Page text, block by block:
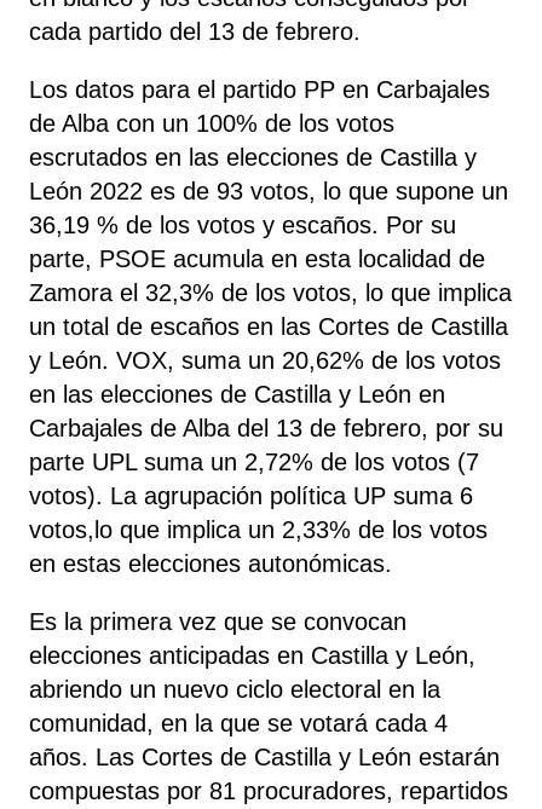
cada partido del 13 de febrero.
Los datos para el partido PP en Carbajales
de Alba con un 100% de los votos
escrutados en las elecciones de Castilla y
León 2022 es de 93 votos, lo que supone un
36,19 % de los votos y escaños. Por su
parte, PSOE acumula en esta localidad de
Zamora el 32,3% de los votos, lo que implica
un total de escaños en las Cortes de Castilla
y León. VOX, suma un 20,62% de los votos
en las elecciones de Castilla y León en
Carbajales de Alba del 13 de febrero, por su
parte UPL suma un 2,72% de los votos (7
votos). La agrupación política UP suma 6
votos,lo que implica un 2,33% de los votos
en estas elecciones autonómicas.
Es la primera vez que se convocan
elecciones anticipadas en Castilla y León,
abriendo un nuevo ciclo electoral en la
comunidad, en la que se votará cada 4
años. Las Cortes de Castilla y León estarán
compuestas por 81 procuradores, repartidos